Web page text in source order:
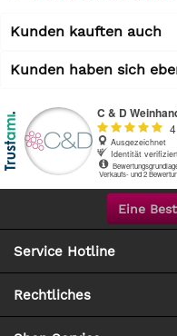
Kunden kauften auch
Kunden haben sich
Eine
Service Hotline
Rechtliches